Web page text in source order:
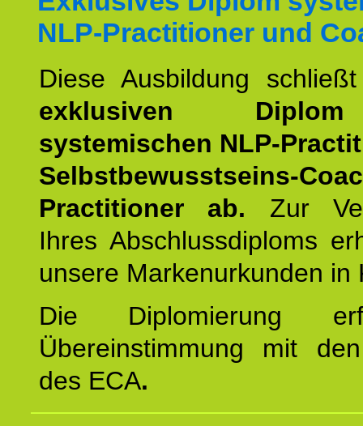
NLP-Practitioner und
Diese Ausbildung
exklusiven
systemischen NLP-
Selbstbewusstseins-
Practitioner ab. Zur
Ihres Abschlussdiploms
unsere Markenurkunden in
Die Diplomierung
Übereinstimmung mit
des ECA.